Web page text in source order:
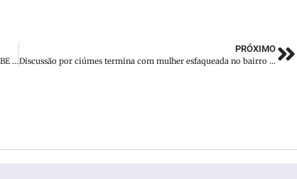
Formatura da primeira turma do curso de Medicina da UNIFEBE representa marco histórico para Brusque e região
PRÓXIMO
Discussão por ciúmes termina com mulher esfaqueada no bairro Nova Brasília